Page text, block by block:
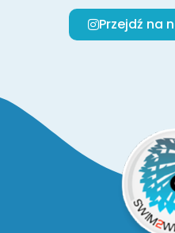
Przejdź na